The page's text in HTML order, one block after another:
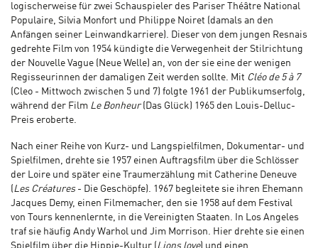
logischerweise für zwei Schauspieler des Pariser Théâtre National
Populaire, Silvia Monfort und Philippe Noiret (damals an den
Anfängen seiner Leinwandkarriere). Dieser von dem jungen Resnais
gedrehte Film von 1954 kündigte die Verwegenheit der Stilrichtung
der Nouvelle Vague (Neue Welle) an, von der sie eine der wenigen
Regisseurinnen der damaligen Zeit werden sollte. Mit Cléo de 5 à 7
(Cleo - Mittwoch zwischen 5 und 7) folgte 1961 der Publikumserfolg,
während der Film Le Bonheur(Das Glück) 1965 den Louis-Delluc-
Preis eroberte.
Nach einer Reihe von Kurz- und Langspielfilmen, Dokumentar- und
Spielfilmen, drehte sie 1957 einen Auftragsfilm über die Schlösser
der Loire und später eine Traumerzählung mit Catherine Deneuve
(Les Créatures- Die Geschöpfe). 1967 begleitete sie ihren Ehemann
Jacques Demy, einen Filmemacher, den sie 1958 auf dem Festival
von Tours kennenlernte, in die Vereinigten Staaten. In Los Angeles
traf sie häufig Andy Warhol und Jim Morrison. Hier drehte sie einen
Spielfilm über die Hippie-Kultur (Lions love) und einen